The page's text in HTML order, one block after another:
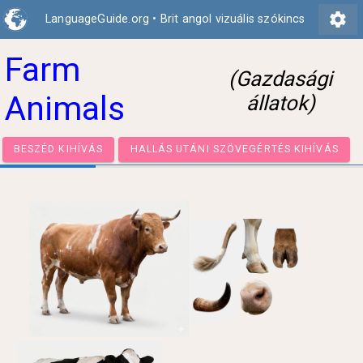
LanguageGuide.org • Brit angol vizuális szókincs settings
Farm
Animals
(Gazdasági
állatok)
BESZÉD KIHÍVÁS